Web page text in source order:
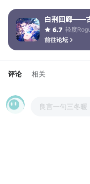
白荆回廊——
6.7 轻度
前往论坛
评论 相关
良言一句三冬